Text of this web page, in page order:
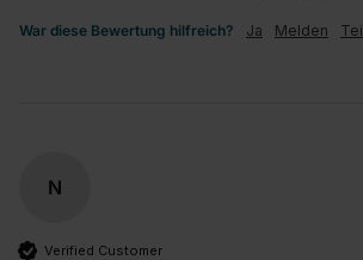
War diese Bewertung hilfreich? Ja Melden
N
Verified Customer